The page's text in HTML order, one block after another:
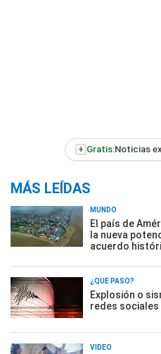
+ Gratis:Noticias
MÁS LEÍDAS
MUNDO
El país de
la nueva
acuerdo
¿QUÉ PASÓ?
Explosión o
redes
VIDEO